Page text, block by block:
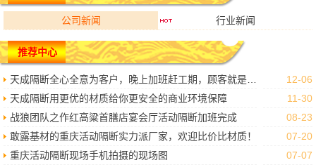
公司新闻 行业新闻
推荐中心
天成隔断全心全意为客户，晚上加班赶工期，顾客就是上帝我们做到了。
12-06
天成隔断用更优的材质给你更安全的商业环境保障
11-30
战狼团队之作红高粱首膳店宴会厅活动隔断加班完成
08-23
敢露基材的重庆活动隔断实力派厂家，欢迎比价比材质！
07-20
重庆活动隔断现场手机拍摄的现场图
07-07